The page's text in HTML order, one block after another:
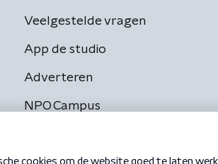
Veelgestelde vragen
App de studio
Adverteren
NPO Campus